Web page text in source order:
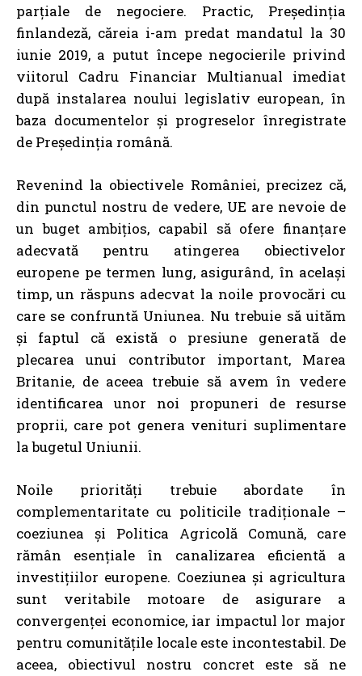
parțiale de negociere. Practic, Președinția
finlandeză, căreia i-am predat mandatul la 30
iunie 2019, a putut începe negocierile privind
viitorul Cadru Financiar Multianual imediat
după instalarea noului legislativ european, în
baza documentelor și progreselor înregistrate
de Președinția română.
Revenind la obiectivele României, precizez că,
din punctul nostru de vedere, UE are nevoie de
un buget ambițios, capabil să ofere finanțare
adecvată pentru atingerea obiectivelor
europene pe termen lung, asigurând, în același
timp, un răspuns adecvat la noile provocări cu
care se confruntă Uniunea. Nu trebuie să uităm
și faptul că există o presiune generată de
plecarea unui contributor important, Marea
Britanie, de aceea trebuie să avem în vedere
identificarea unor noi propuneri de resurse
proprii, care pot genera venituri suplimentare
la bugetul Uniunii.
Noile priorități trebuie abordate în
complementaritate cu politicile tradiționale –
coeziunea și Politica Agricolă Comună, care
rămân esențiale în canalizarea eficientă a
investițiilor europene. Coeziunea și agricultura
sunt veritabile motoare de asigurare a
convergenței economice, iar impactul lor major
pentru comunitățile locale este incontestabil. De
aceea, obiectivul nostru concret este să ne